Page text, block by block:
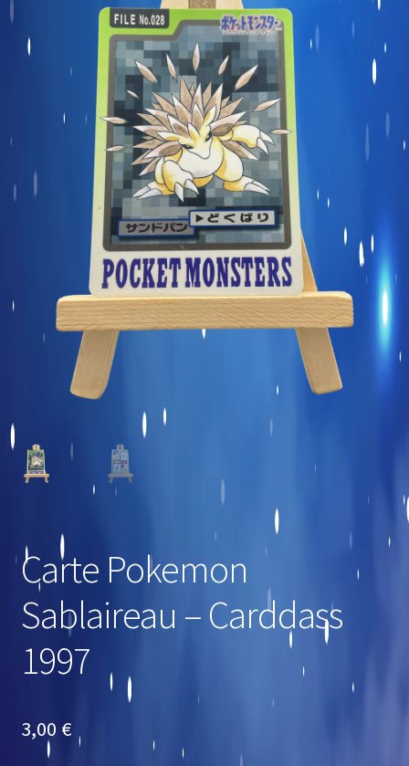
Carte commune
Display et produits scellés
Goodies et autres
Sleeve à l’unité
Précommandes
Carte Pokemon
Sablaireau – Carddass
1997
3,00 €